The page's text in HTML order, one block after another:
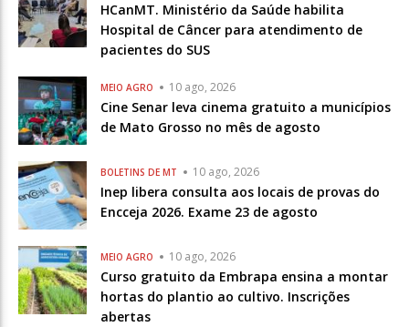
HCanMT. Ministério da Saúde habilita
Hospital de Câncer para atendimento de
pacientes do SUS
MEIO AGRO 10 ago, 2026
Cine Senar leva cinema gratuito a municípios
de Mato Grosso no mês de agosto
BOLETINS DE MT 10 ago, 2026
Inep libera consulta aos locais de provas do
Encceja 2026. Exame 23 de agosto
MEIO AGRO 10 ago, 2026
Curso gratuito da Embrapa ensina a montar
hortas do plantio ao cultivo. Inscrições
abertas